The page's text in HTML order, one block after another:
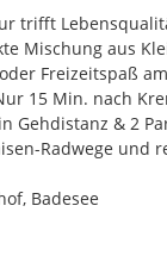
spürt
gesundes
der
- genießen
Blick:
trifft
Mischung aus
Freizeitspaß
15 Min. nach
Gehdistanz & 2
Radwege und
Badesee